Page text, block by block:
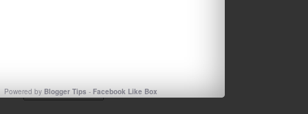
Αρχειοθηκη
Powered by Blogger Tips - Facebook Like Box